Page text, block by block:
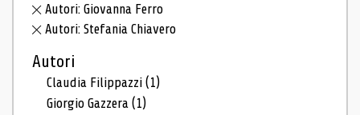
Autori: Giovanna Ferro
Autori: Stefania Chiavero
Autori
Claudia Filippazzi(1)
Giorgio Gazzera(1)